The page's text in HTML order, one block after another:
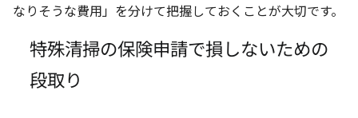
なりそうな費用」を分けて把握しておくことが大切です。
特殊清掃の保険申請で損しないための
段取り